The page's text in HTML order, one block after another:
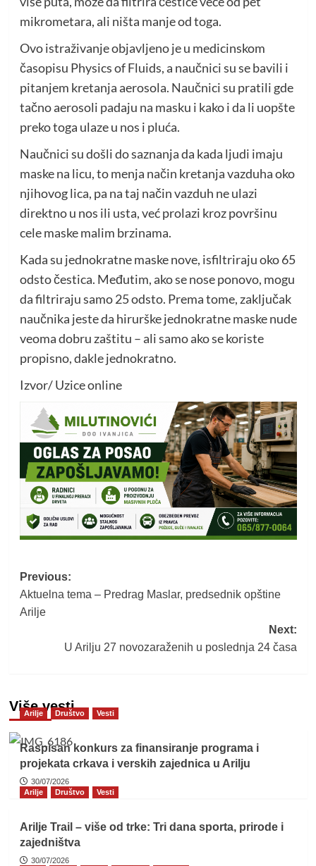
mikrometara, ali ništa manje od toga.
Ovo istraživanje objavljeno je u medicinskom
časopisu Physics of Fluids, a naučnici su se bavili i
pitanjem kretanja aerosola. Naučnici su pratili gde
tačno aerosoli padaju na masku i kako i da li uopšte
preko toga ulaze u nos i pluća.
Naučnici su došli do saznanja da kada ljudi imaju
maske na licu, to menja način kretanja vazduha oko
njihovog lica, pa na taj način vazduh ne ulazi
direktno u nos ili usta, već prolazi kroz površinu
cele maske malim brzinama.
Kada su jednokratne maske nove, isfiltriraju oko 65
odsto čestica. Međutim, ako se nose ponovo, mogu
da filtriraju samo 25 odsto. Prema tome, zaključak
naučnika jeste da hirurške jednokratne maske nude
veoma dobru zaštitu – ali samo ako se koriste
propisno, dakle jednokratno.
Izvor/ Uzice online
Post
navigation
Previous:
Aktuelna tema – Predrag Maslar, predsednik opštine
Arilje
Next:
U Arilju 27 novozaraženih u poslednja 24 časa
Više vesti
Arilje Društvo Vesti
Raspisan konkurs za finansiranje programa i
projekata crkava i verskih zajednica u Arilju
30/07/2026
Arilje
Društvo Vesti
Arilje Trail – više od trke: Tri dana sporta, prirode i
zajedništva
30/07/2026